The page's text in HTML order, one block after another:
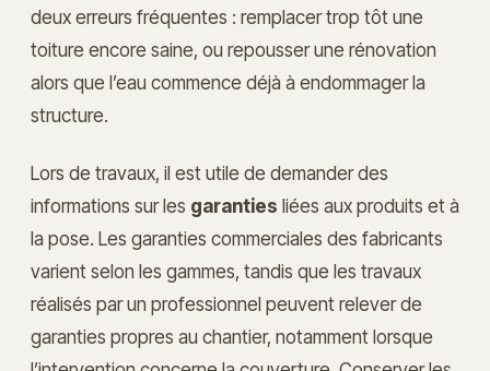
deux erreurs fréquentes : remplacer trop tôt une
toiture encore saine, ou repousser une rénovation
alors que l’eau commence déjà à endommager la
structure.
Lors de travaux, il est utile de demander des
informations sur les garanties liées aux produits et à
la pose. Les garanties commerciales des fabricants
varient selon les gammes, tandis que les travaux
réalisés par un professionnel peuvent relever de
garanties propres au chantier, notamment lorsque